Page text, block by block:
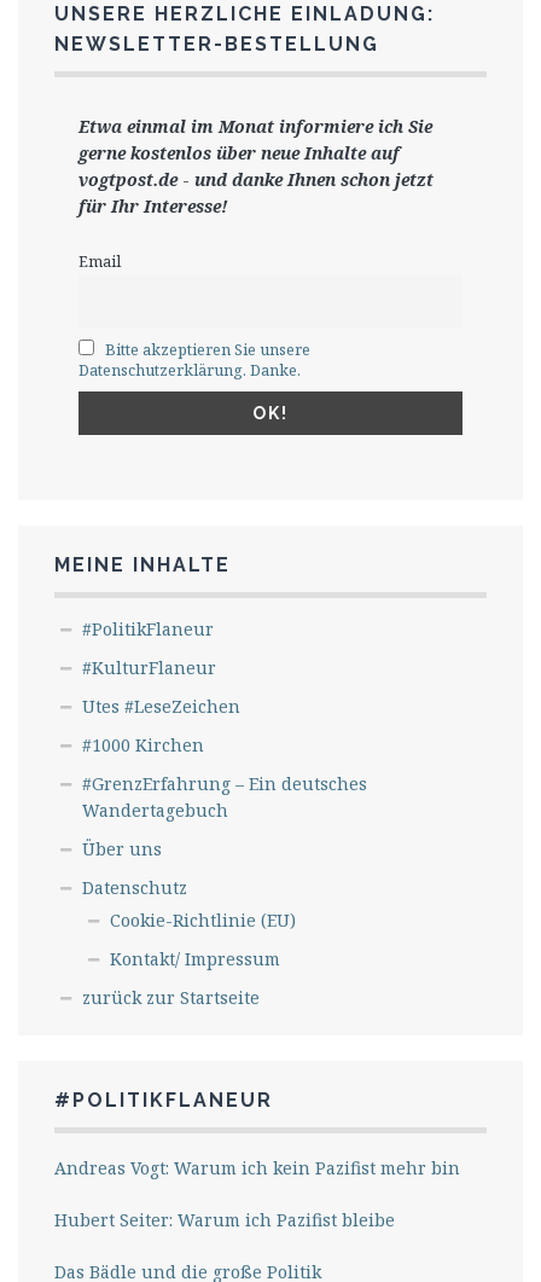
UNSERE HERZLICHE EINLADUNG:
NEWSLETTER-BESTELLUNG
Etwa einmal im Monat informiere ich Sie
gernekostenlos über neue Inhalte auf
vogtpost.de- und danke Ihnen schon jetzt
für Ihr Interesse!
Email
Bitte akzeptieren Sie unsere
Datenschutzerklärung. Danke.
MEINE INHALTE
#PolitikFlaneur
#KulturFlaneur
Utes #LeseZeichen
#1000 Kirchen
#GrenzErfahrung – Ein deutsches
Wandertagebuch
Über uns
Datenschutz
Cookie-Richtlinie (EU)
Kontakt/ Impressum
zurück zur Startseite
#POLITIKFLANEUR
Andreas Vogt: Warum ich kein Pazifist mehr bin
Hubert Seiter: Warum ich Pazifist bleibe
Das Bädle und die große Politik